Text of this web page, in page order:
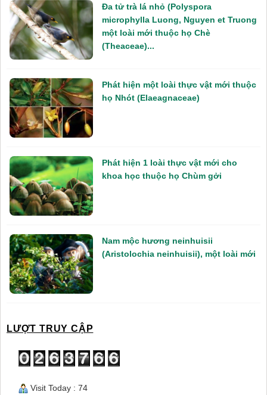
Đa tử trà lá nhỏ (Polyspora
microphylla Luong, Nguyen et Truong
một loài mới thuộc họ Chè
(Theaceae)...
Phát hiện một loài thực vật mới thuộc
họ Nhót (Elaeagnaceae)
Phát hiện 1 loài thực vật mới cho
khoa học thuộc họ Chùm gởi
Nam mộc hương neinhuisii
(Aristolochia neinhuisii), một loài mới
LƯỢT TRUY CẬP
Visit Today : 74